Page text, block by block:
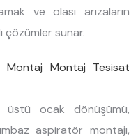
ve olası arızaların
çözümler sunar.
Montaj Montaj Tesisat
üstü ocak dönüşümü,
aspiratör montajı,